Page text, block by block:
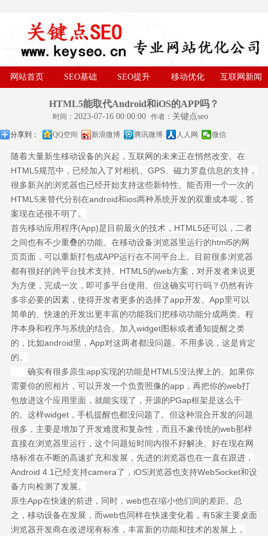
网站首页 SEO基础 SEO提升 移动优化 互联网新闻
HTML5能取代Android和iOS的APP吗？
时间： 2023-07-16 00:00:00 作者： 关键点seo
分享到： QQ空间 新浪微博 腾讯微博 人人网 微信
随着大量新生移动设备的兴起，互联网的未来正在悄然改变。在
HTML5规范中，已经加入了对相机、GPS、磁力罗盘信息的支持，
很多新兴的浏览器也已经开始支持这些新特性。能否用一个一次的
HTML5来替代分别在android和ios两种系统开发的双重成本呢，答
案现在还很不明了。
首先移动应用程序(App)是目前最火的技术，HTML5还可以，二者
之间也有不少重叠的功能。在移动设备浏览器里运行的html5的网
页页面，可以重新打包成APP运行在不同平台上。目前很多浏览器
都有很好的跨平台技术支持。HTML5的web方案，对开发者来说更
为方便，完成一次，即可多平台使用。但这确实可行吗？仍然有许
多非必要的因素，使得开发者更多的选择了app开发。App里可以
简单的、快速的开发出更丰富的功能我们把移动功能分成两类。程
序本身和程序与系统的结合。加入widget图标或者通知提醒之类
的，比如android里，App对这两者都没问题。不用多说，这是肯定
的。
确实有很多原生app实现的功能是HTML5没法撵上的。如果你
需要你的照相片，可以开发一个负责照像的app，再把你的web打
包放进这个应用里面，就能实现了，开源的PGap框架是这么干
的。这样widget，手机提醒也都没问题了。但这种混合开发的问题
很多，主要是增加了开发难度和复杂性，而且不象传统的web那样
直接在浏览器里运行，这个问题短时间内很不好解决。好在现在网
络标准在不断的高速扩充和发展，先进的浏览器也在一直在跟进，
Android 4.1已经支持camera了，iOS浏览器也支持WebSocket和设
备方向检测了发展。
原生App在快速的前进，同时，web也在缩小他们间的差距。总
之，移动设备在发展，而web也同样在快速变化着，有5家主要桌面
浏览器开发商在改进现有标准，丰富新的功能和技术的发展上，